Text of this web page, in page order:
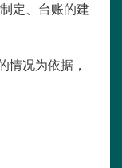
定、台账的建
情况为依据，